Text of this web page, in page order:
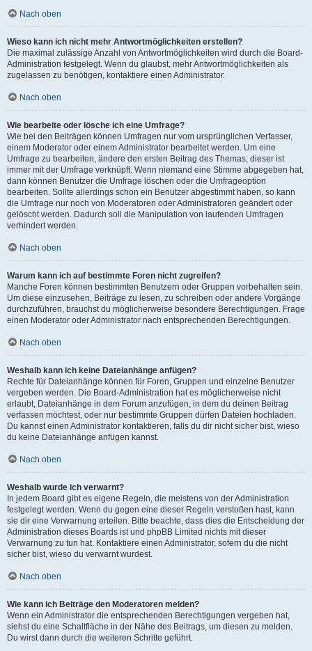
Nach oben
Wieso kann ich nicht mehr Antwortmöglichkeiten erstellen?
Die maximal zulässige Anzahl von Antwortmöglichkeiten wird durch die Board-
Administration festgelegt. Wenn du glaubst, mehr Antwortmöglichkeiten als
zugelassen zu benötigen, kontaktiere einen Administrator.
Nach oben
Wie bearbeite oder lösche ich eine Umfrage?
Wie bei den Beiträgen können Umfragen nur vom ursprünglichen Verfasser,
einem Moderator oder einem Administrator bearbeitet werden. Um eine
Umfrage zu bearbeiten, ändere den ersten Beitrag des Themas; dieser ist
immer mit der Umfrage verknüpft. Wenn niemand eine Stimme abgegeben hat,
dann können Benutzer die Umfrage löschen oder die Umfrageoption
bearbeiten. Sollte allerdings schon ein Benutzer abgestimmt haben, so kann
die Umfrage nur noch von Moderatoren oder Administratoren geändert oder
gelöscht werden. Dadurch soll die Manipulation von laufenden Umfragen
verhindert werden.
Nach oben
Warum kann ich auf bestimmte Foren nicht zugreifen?
Manche Foren können bestimmten Benutzern oder Gruppen vorbehalten sein.
Um diese einzusehen, Beiträge zu lesen, zu schreiben oder andere Vorgänge
durchzuführen, brauchst du möglicherweise besondere Berechtigungen. Frage
einen Moderator oder Administrator nach entsprechenden Berechtigungen.
Nach oben
Weshalb kann ich keine Dateianhänge anfügen?
Rechte für Dateianhänge können für Foren, Gruppen und einzelne Benutzer
vergeben werden. Die Board-Administration hat es möglicherweise nicht
erlaubt, Dateianhänge in dem Forum anzufügen, in dem du deinen Beitrag
verfassen möchtest, oder nur bestimmte Gruppen dürfen Dateien hochladen.
Du kannst einen Administrator kontaktieren, falls du dir nicht sicher bist, wieso
du keine Dateianhänge anfügen kannst.
Nach oben
Weshalb wurde ich verwarnt?
In jedem Board gibt es eigene Regeln, die meistens von der Administration
festgelegt werden. Wenn du gegen eine dieser Regeln verstoßen hast, kann
sie dir eine Verwarnung erteilen. Bitte beachte, dass dies die Entscheidung der
Administration dieses Boards ist und phpBB Limited nichts mit dieser
Verwarnung zu tun hat. Kontaktiere einen Administrator, sofern du die nicht
sicher bist, wieso du verwarnt wurdest.
Nach oben
Wie kann ich Beiträge den Moderatoren melden?
Wenn ein Administrator die entsprechenden Berechtigungen vergeben hat,
siehst du eine Schaltfläche in der Nähe des Beitrags, um diesen zu melden.
Du wirst dann durch die weiteren Schritte geführt.